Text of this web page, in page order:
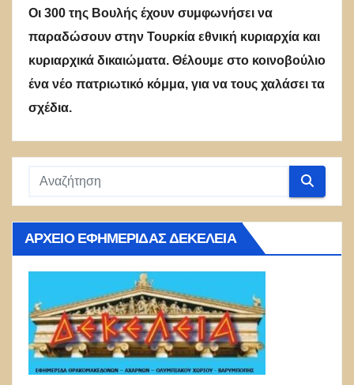
Οι 300 της Βουλής έχουν συμφωνήσει να
παραδώσουν στην Τουρκία εθνική κυριαρχία και
κυριαρχικά δικαιώματα. Θέλουμε στο κοινοβούλιο
ένα νέο πατριωτικό κόμμα, για να τους χαλάσει τα
σχέδια.
ΑΡΧΕΊΟ ΕΦΗΜΕΡΊΔΑΣ ΔΕΚΈΛΕΙΑ